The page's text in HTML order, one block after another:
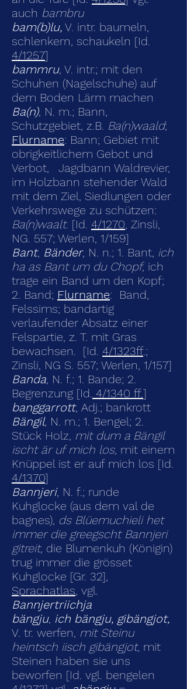
auch bambru
bam(b)lu, V. intr. baumeln,
schlenkern, schaukeln [Id.
4/1257]
bammru, V. intr.; mit den
Schuhen (Nagelschuhe) auf
dem Boden Lärm machen
Ba(n), N. m.; Bann,
Schutzgebiet, z.B. Ba(n)waald;
Flurname: Bann; Gebiet mit
obrigkeit­lichem Gebot und
Verbot,
Jagdbann Waldrevier,
im Holzbann stehender Wald
mit dem Ziel, Siedlungen oder
Verkehrswege zu schützen:
Ba(n)waalt. [Id. 4/1270, Zinsli,
NG. 557; Werlen, 1/159]
Bant, Bänder, N. n.; 1. Bant, ich
ha as Bant um du Chopf, ich
trage ein Band um den Kopf;
2. Band; Flurname:
Band,
Felssims; bandartig
verlaufender Absatz einer
Felspartie, z. T. mit Gras
bewachsen. [Id. 4/1323ff.;
Zinsli, NG S. 557; Werlen, 1/157]
Banda, N. f.; 1. Bande; 2.
Begrenzung [Id. 4/1340 ff.]
banggarrott, Adj.; bankrott
Bängil, N. m.; 1. Bengel; 2.
Stück Holz, mit dum a Bängil
ischt är uf mich los, mit einem
Knüppel ist er auf mich los [Id.
4/1370]
Bannjeri, N. f.; runde
Kuhglocke (aus dem val de
bagnes), ds Blüemuchieli het
immer die greegscht Bannjeri
gitreit, die Blumenkuh (Königin)
trug immer die grösset
Kuhglocke [Gr. 32],
Sprachatlas, vgl.
Bannjertriichja
bängju, ich bängju, gibängjot,
V. tr. werfen, mit Steinu
heintsch iisch gibängjot, mit
Steinen haben sie uns
beworfen [Id. vgl. bengelen